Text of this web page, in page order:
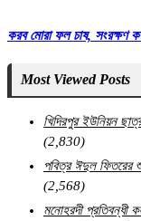
করব মোরা ফল চাষ, সংরক্ষণ
Most Viewed Posts
খিদিরপুর ইউনিয়ন
(2,830)
পবিত্র ঈদুল ফিতরের
(2,568)
মনোহরদী প্রতিবন্ধী